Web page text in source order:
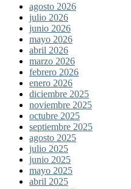
agosto 2026
julio 2026
junio 2026
mayo 2026
abril 2026
marzo 2026
febrero 2026
enero 2026
diciembre 2025
noviembre 2025
octubre 2025
septiembre 2025
agosto 2025
julio 2025
junio 2025
mayo 2025
abril 2025